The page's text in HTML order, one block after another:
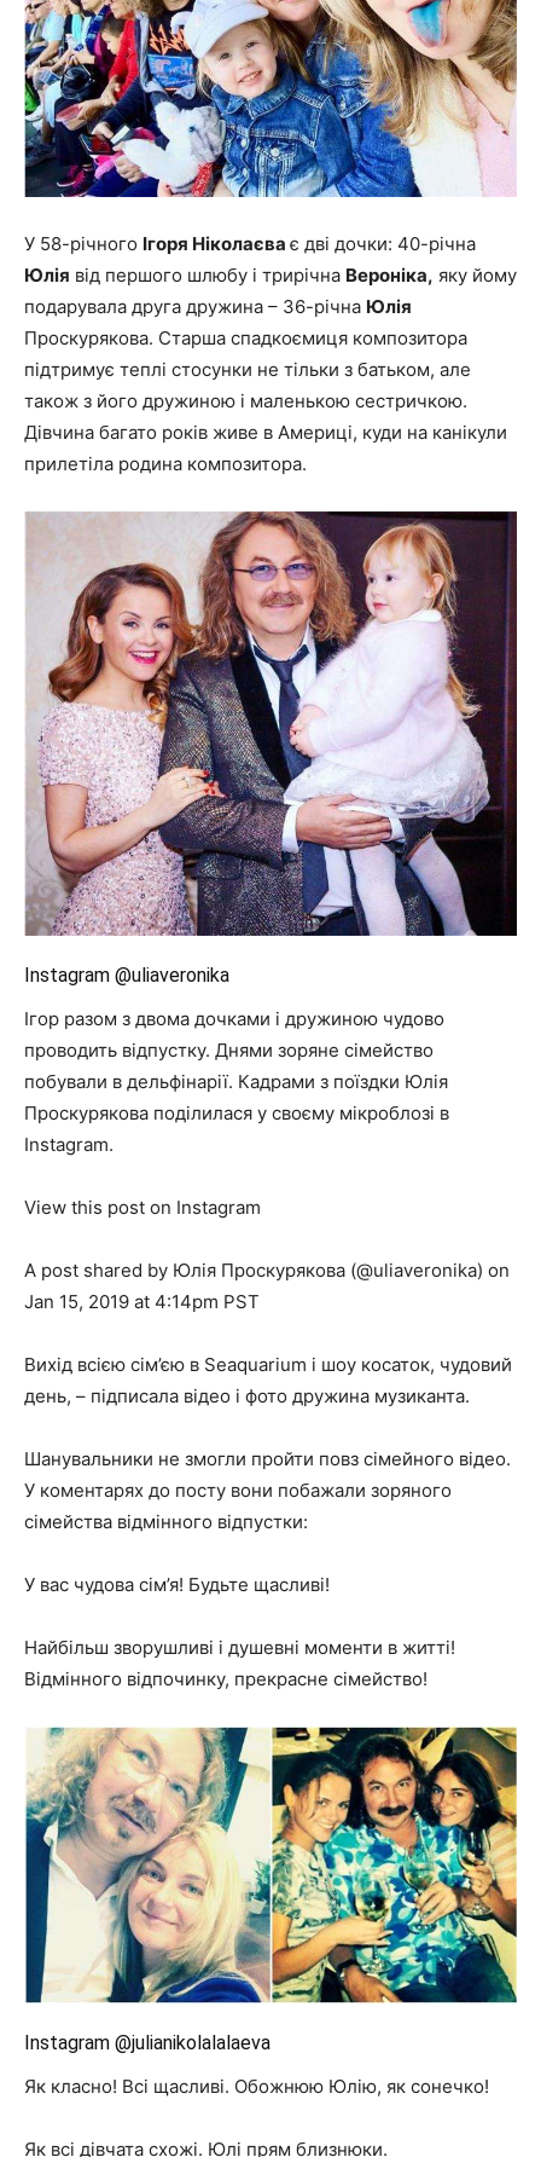
У 58-річного Ігоря Ніколаєва є дві дочки: 40-річна
Юлія від першого шлюбу і трирічна Вероніка, яку йому
подарувала друга дружина – 36-річна Юлія
Проскурякова. Старша спадкоємиця композитора
підтримує теплі стосунки не тільки з батьком, але
також з його дружиною і маленькою сестричкою.
Дівчина багато років живе в Америці, куди на канікули
прилетіла родина композитора.
Instagram @uliaveronika
Ігор разом з двома дочками і дружиною чудово
проводить відпустку. Днями зоряне сімейство
побували в дельфінарії. Кадрами з поїздки Юлія
Проскурякова поділилася у своєму мікроблозі в
Instagram.
View this post on Instagram
A post shared by Юлія Проскурякова (@uliaveronika) on
Jan 15, 2019 at 4:14pm PST
Вихід всією сім’єю в Seaquarium і шоу косаток, чудовий
день, – підписала відео і фото дружина музиканта.
Шанувальники не змогли пройти повз сімейного відео.
У коментарях до посту вони побажали зоряного
сімейства відмінного відпустки:
У вас чудова сім’я! Будьте щасливі!
Найбільш зворушливі і душевні моменти в житті!
Відмінного відпочинку, прекрасне сімейство!
Instagram @julianikolalalaeva
Як класно! Всі щасливі. Обожнюю Юлію, як сонечко!
Як всі дівчата схожі. Юлі прям близнюки.